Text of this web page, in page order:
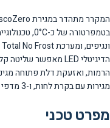
מגירות עם בקרת לחות, ו-3 מדפי דלת מתכווננים מספקים גמישות מרבית באחסון.
מפרט טכני